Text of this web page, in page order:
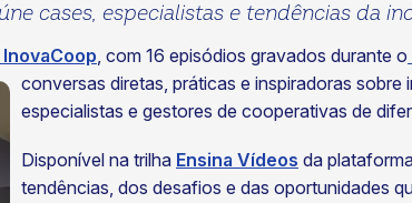
cases, especialistas e tendências da
InovaCoop, com 16 episódios gravados durante o
conversas diretas, práticas e inspiradoras
especialistas e gestores de cooperativas de
Disponível na trilha Ensina Vídeos da
tendências, dos desafios e das oportunidades